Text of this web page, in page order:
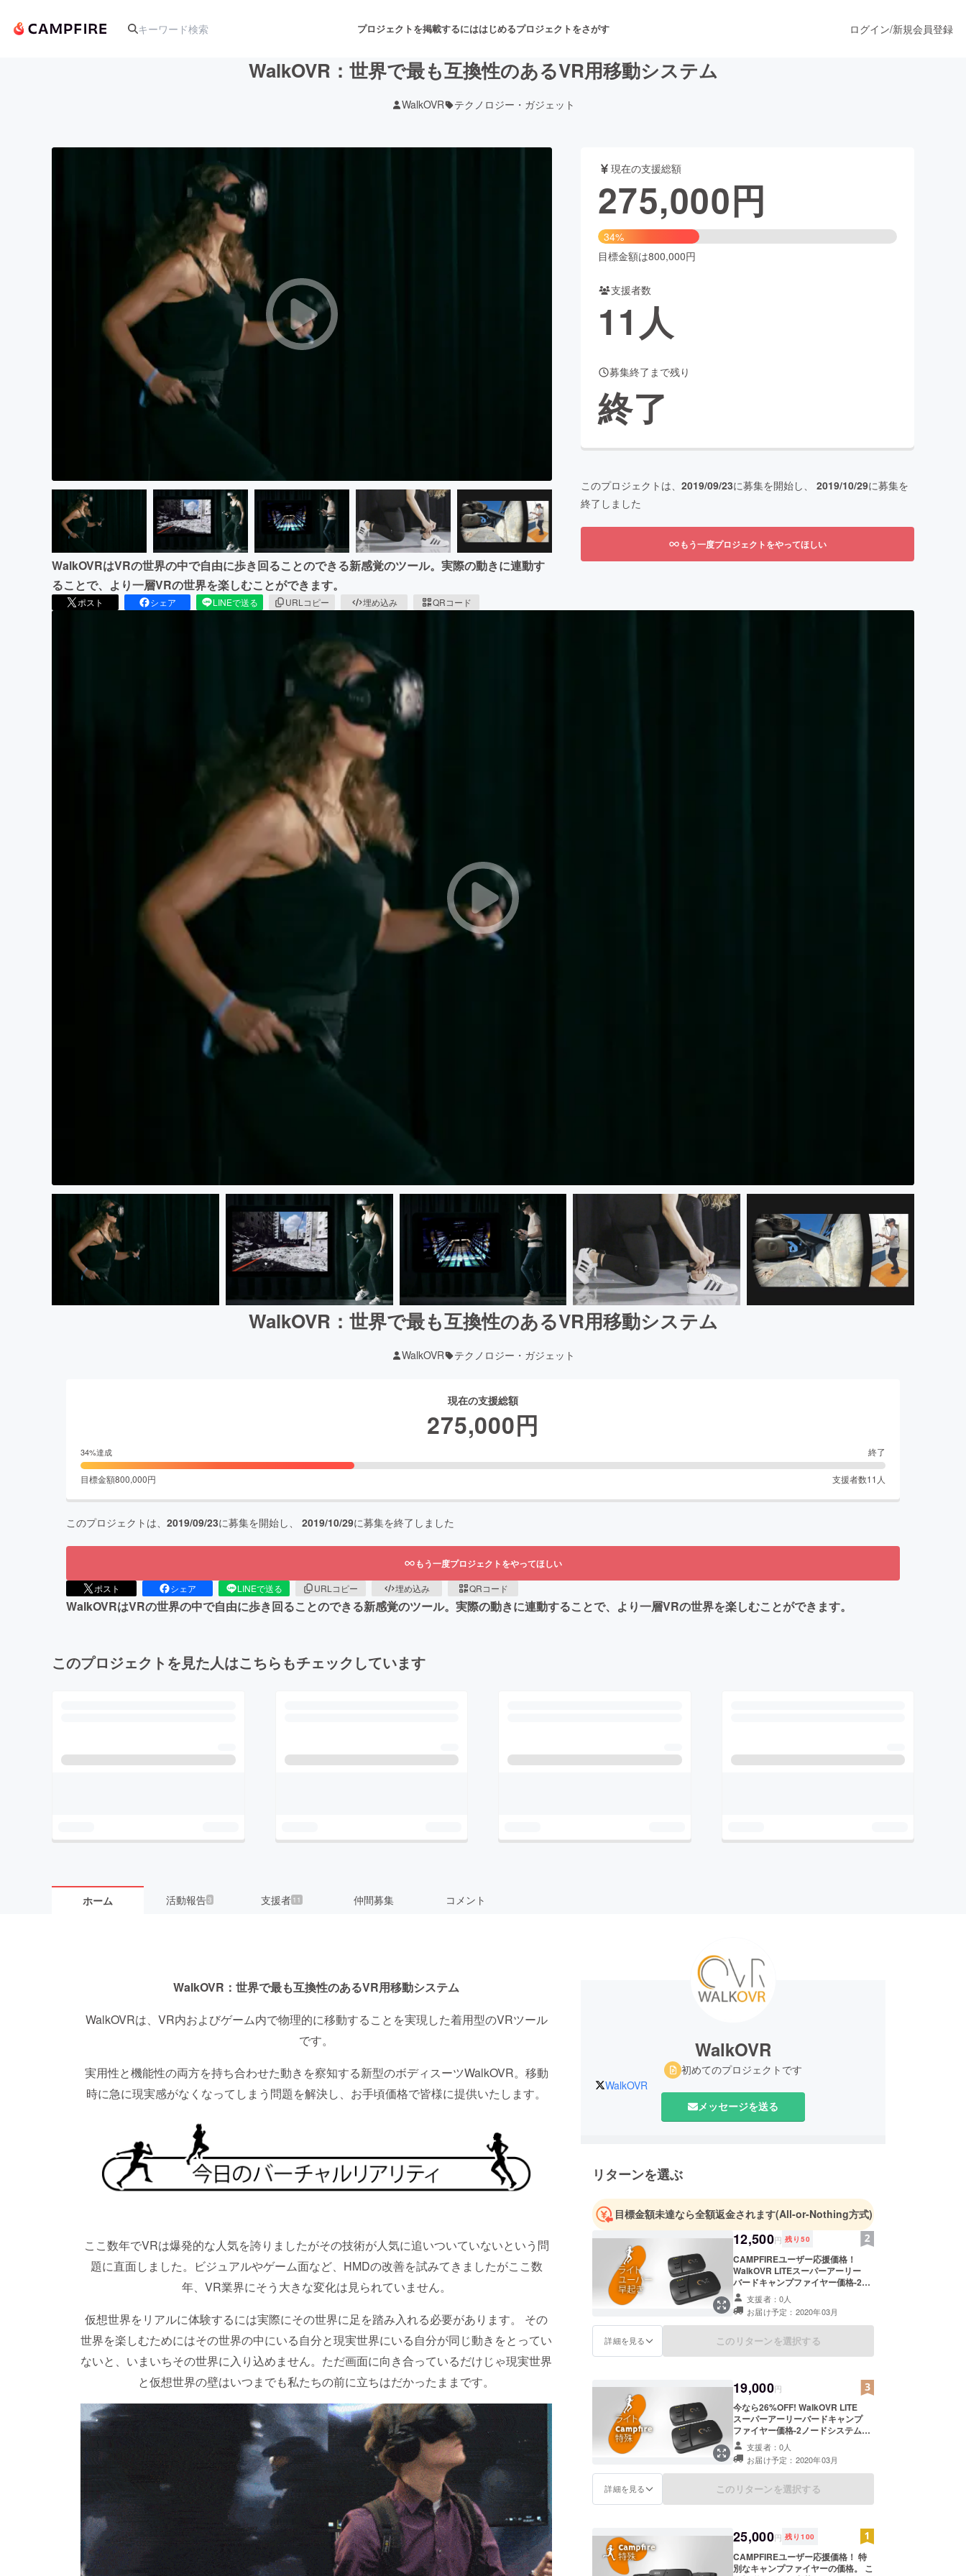
プロジェクトを掲載するにははじめるプロジェクトをさがす
舞台・パフォーマンス
テクノロジー・ガジェット フード・飲食店 ファッション
映像・映画
ビジネス・起業 ビューティー・ヘルスケア
まちづくり・地域活性化
ログイン/新規会員登録
WalkOVR：世界で最も互換性のあるVR用移動システム
WalkOVR テクノロジー・ガジェット
WalkOVRはVRの世界の中で自由に歩き回ることのできる新感覚のツール。実際の動きに連動す
ることで、より一層VRの世界を楽しむことができます。
ポスト シェア LINEで送る URLコピー 埋め込み QRコード
現在の支援総額
275,000円
34%
目標金額は800,000円
支援者数
11 人
募集終了まで残り
終了
このプロジェクトは、 2019/09/23に募集を開始し、 2019/10/29に募集を
終了しました
もう一度プロジェクトをやってほしい
WalkOVR：世界で最も互換性のあるVR用移動システム
WalkOVR テクノロジー・ガジェット
現在の支援総額
275,000円
34%達成 終了
目標金額800,000円 支援者数11 人
このプロジェクトは、 2019/09/23に募集を開始し、 2019/10/29に募集を終了しました
もう一度プロジェクトをやってほしい
ポスト シェア LINEで送る URLコピー 埋め込み QRコード
WalkOVRはVRの世界の中で自由に歩き回ることのできる新感覚のツール。実際の動きに連動することで、より一層VRの世界を楽しむことができます。
このプロジェクトを見た人はこちらもチェックしています
ホーム 活動報告3 支援者 11 仲間募集 コメント
WalkOVR：世界で最も互換性のあるVR用移動システム
WalkOVRは、VR内およびゲーム内で物理的に移動することを実現した着用型のVRツール
です。
実用性と機能性の両方を持ち合わせた動きを察知する新型のボディスーツWalkOVR。移動
時に急に現実感がなくなってしまう問題を解決し、お手頃価格で皆様に提供いたします。
ここ数年でVRは爆発的な人気を誇りましたがその技術が人気に追いついていないという問
題に直面しました。ビジュアルやゲーム面など、HMDの改善を試みてきましたがここ数
年、VR業界にそう大きな変化は見られていません。
仮想世界をリアルに体験するには実際にその世界に足を踏み入れる必要があります。 その
世界を楽しむためにはその世界の中にいる自分と現実世界にいる自分が同じ動きをとってい
ないと、いまいちその世界に入り込めません。ただ画面に向き合っているだけじゃ現実世界
と仮想世界の壁はいつまでも私たちの前に立ちはだかったままです。
WalkOVR
初めてのプロジェクトです
WalkOVR
メッセージを送る
リターンを選ぶ
目標金額未達なら全額返金されます(All-or-Nothing方式)
12,500円 残り 50
CAMPFIREユーザー応援価格！
WalkOVR LITEスーパーアーリー
バードキャンプファイヤー価格-2
ノードシステム。 WalkOVR BASIC
の拡張バージョンを使用してVR
ゲームプレイを強化し、足を使用し
てVR環境をナビゲートします。 **
送料込み
支援者：0人
お届け予定：2020年03月
詳細を見る このリターンを選択する
19,000円
今なら26%OFF! WalkOVR LITE
スーパーアーリーバードキャンプ
ファイヤー価格-2ノードシステム。
WalkOVR BASICの拡張バージョン
を使用してVRゲームプレイを強化
し、足を使用してVR環境をナビ
ゲートします。 Campfireを開始す
るための極端な割引 **送料込み
支援者：0人
お届け予定：2020年03月
詳細を見る このリターンを選択する
25,000円 残り 100
CAMPFIREユーザー応援価格！ 特
別なキャンプファイヤーの価格。 こ